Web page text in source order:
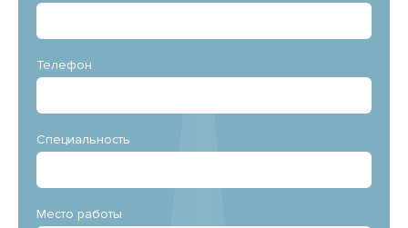
Телефон
Специальность
Место работы